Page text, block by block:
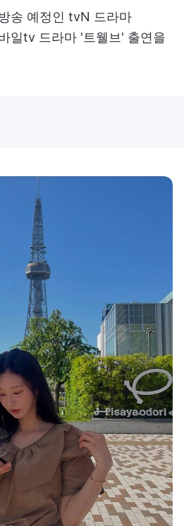
송 예정인 tvN 드라마
일tv 드라마 '트웰브' 출연을